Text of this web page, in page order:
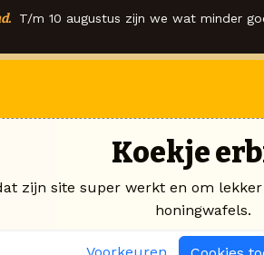
T/m 10 augustus zijn we wat minder
Koekje
zijn site super werkt en om
honingwafels.